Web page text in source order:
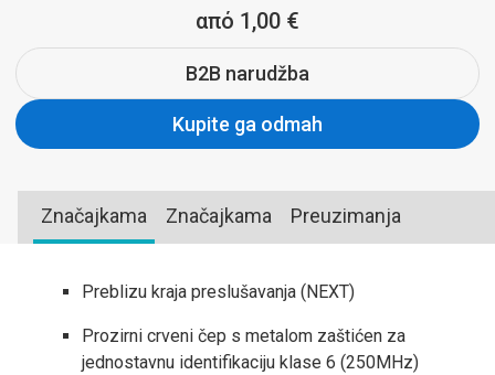
από 1,00 €
B2B narudžba
Kupite ga odmah
Značajkama Značajkama Preuzimanja
Preblizu kraja preslušavanja (NEXT)
Prozirni crveni čep s metalom zaštićen za
jednostavnu identifikaciju klase 6 (250MHz)